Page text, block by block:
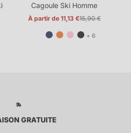
Cagoule Ski Homme
Prix
À partir de 11,13 €
Prix
15,90 €
+ 6et
GRATUITE